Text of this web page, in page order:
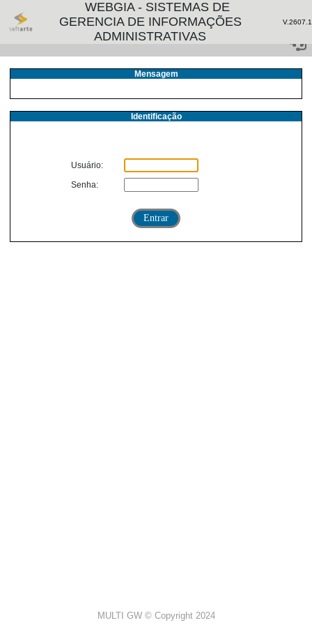
WEBGIA - SISTEMAS DE
GERENCIA DE INFORMAÇÕES
ADMINISTRATIVAS
V.2607.1
Mensagem
Identificação
Usuário:
Senha:
Entrar
MULTI GW © Copyright 2024